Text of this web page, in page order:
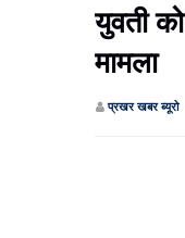
युवती
मामला
प्रखर खबर ब्‍यूरो